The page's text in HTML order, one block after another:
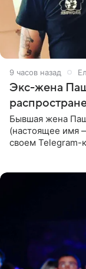
9 часов назад
Экс-жена
Бывшая жена
(настоящее имя
своем Telegram-